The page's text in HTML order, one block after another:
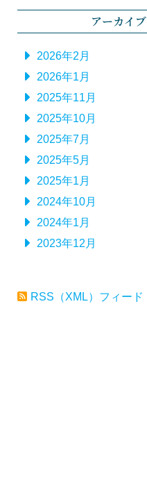
アーカイブ
2026年2月
2026年1月
2025年11月
2025年10月
2025年7月
2025年5月
2025年1月
2024年10月
2024年1月
2023年12月
RSS（XML）フィード